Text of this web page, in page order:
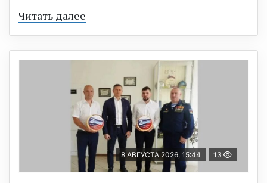
Читать далее
8 АВГУСТА 2026, 15:44 13